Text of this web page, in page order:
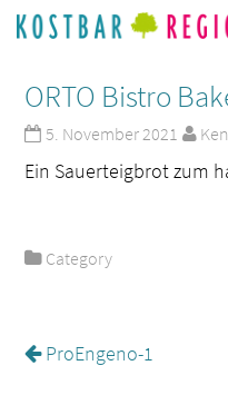
ORTO Bistro
5. November 2021
Ein Sauerteigbrot zum
Category
ProEngeno-1